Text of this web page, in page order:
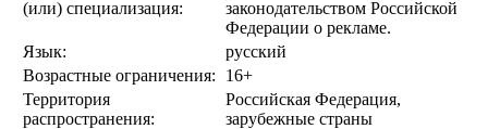
(или) специализация:
законодательством Российской
Федерации о рекламе.
Язык:
русский
Возрастные ограничения:
16+
Территория
распространения:
Российская Федерация,
зарубежные страны